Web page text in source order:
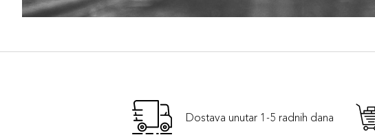
Dostava unutar 1-5 radnih dana